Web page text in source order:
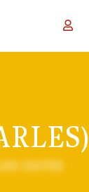
DATES